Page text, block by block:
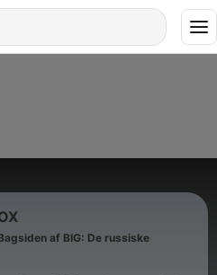
af BIG: De russiske